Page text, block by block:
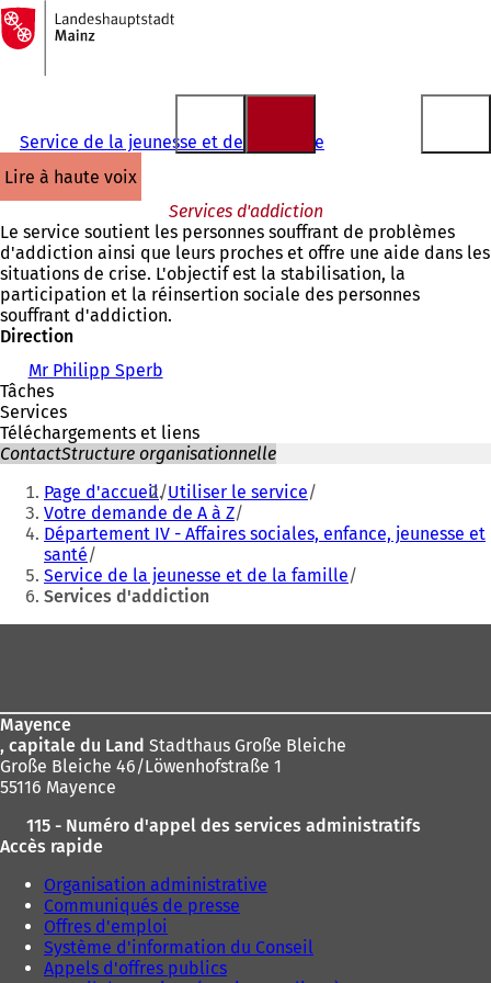
Accéder au contenu
Vers
la
page
d'accueil
Service de la jeunesse et de la famille
lire à haute voix
Services d'addiction
Le service soutient les personnes souffrant de problèmes
d'addiction ainsi que leurs proches et offre une aide dans les
situations de crise. L'objectif est la stabilisation, la
participation et la réinsertion sociale des personnes
souffrant d'addiction.
Direction
Mr Philipp Sperb
Tâches
Services
Téléchargements et liens
ContactStructure organisationnelle
Vous
êtes
ici
Page d'accueil Utiliser le service
Votre demande de A à Z
Département IV - Affaires sociales, enfance, jeunesse et
santé
Service de la jeunesse et de la famille
Services d'addiction
Mayence
, capitale du Land Stadthaus Große Bleiche
Große Bleiche 46/Löwenhofstraße 1
55116 Mayence
115 - Numéro d'appel des services administratifs
Accès rapide
Organisation administrative
Communiqués de presse
Offres d'emploi
Système d'information du Conseil
Appels d'offres publics